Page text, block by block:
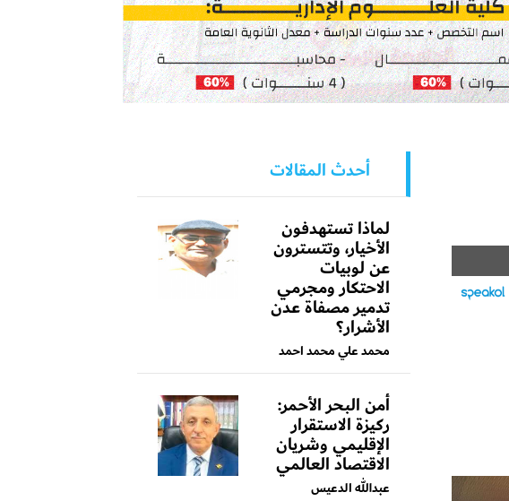
أحدث المقالات
لماذا تستهدفون
الأخيار، وتتسترون
عن لوبيات
الاحتكار ومجرمي
تدمير مصفاة عدن
الأشرار؟
محمد علي محمد احمد
أمن البحر الأحمر:
ركيزة الاستقرار
الإقليمي وشريان
الاقتصاد العالمي
عبدالله الدعيس